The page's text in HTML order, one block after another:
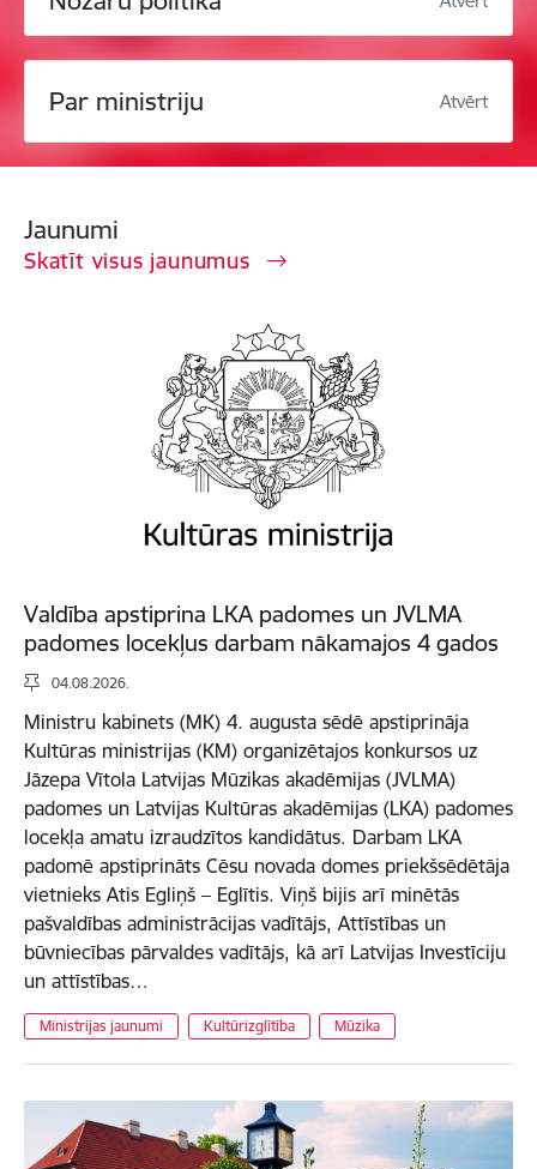
Par ministriju Atvērt
Jaunumi
Skatīt visus jaunumus
Valdība apstiprina LKA padomes un JVLMA
padomes locekļus darbam nākamajos 4 gados
04.08.2026.
Ministru kabinets (MK) 4. augusta sēdē apstiprināja
Kultūras ministrijas (KM) organizētajos konkursos uz
Jāzepa Vītola Latvijas Mūzikas akadēmijas (JVLMA)
padomes un Latvijas Kultūras akadēmijas (LKA) padomes
locekļa amatu izraudzītos kandidātus. Darbam LKA
padomē apstiprināts Cēsu novada domes priekšsēdētāja
vietnieks Atis Egliņš – Eglītis. Viņš bijis arī minētās
pašvaldības administrācijas vadītājs, Attīstības un
būvniecības pārvaldes vadītājs, kā arī Latvijas Investīciju
un attīstības…
Ministrijas jaunumi Kultūrizglītība Mūzika